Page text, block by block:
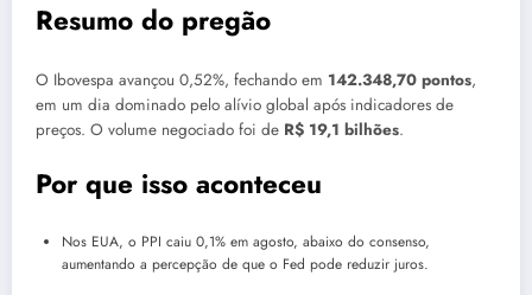
Resumo do pregão
O Ibovespa avançou 0,52%, fechando em 142.348,70 pontos,
em um dia dominado pelo alívio global após indicadores de
preços. O volume negociado foi de R$ 19,1 bilhões.
Por que isso aconteceu
Nos EUA, o PPI caiu 0,1% em agosto, abaixo do consenso,
aumentando a percepção de que o Fed pode reduzir juros.